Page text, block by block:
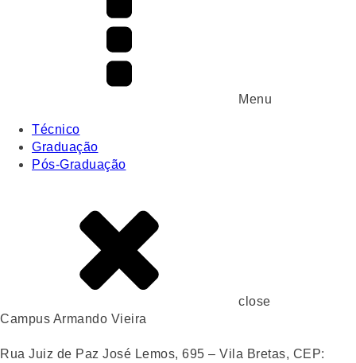
Menu
Técnico
Graduação
Pós-Graduação
close
Campus Armando Vieira
Rua Juiz de Paz José Lemos, 695 – Vila Bretas, CEP: